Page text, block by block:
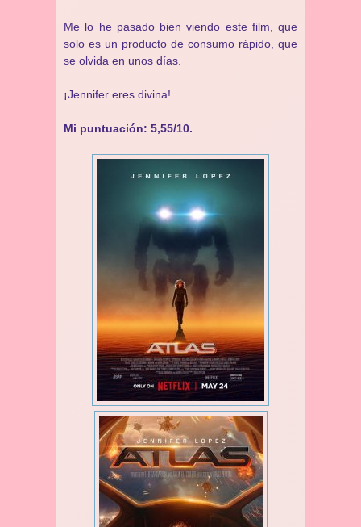
Me lo he pasado bien viendo este film, que
solo es un producto de consumo rápido, que
se olvida en unos días.
¡Jennifer eres divina!
Mi puntuación: 5,55/10.